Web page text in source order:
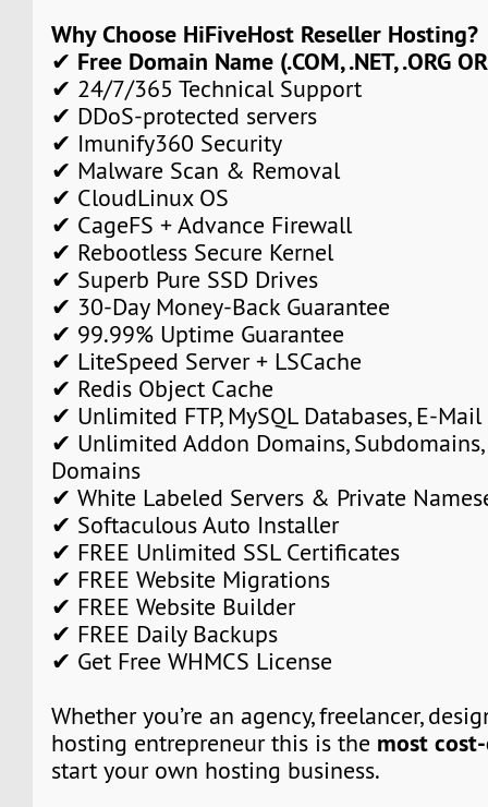
Why Choose HiFiveHost Reseller Hosting?
✔ Free Domain Name (.COM, .NET, .ORG
✔ 24/7/365 Technical Support
✔ DDoS-protected servers
✔ Imunify360 Security
✔ Malware Scan & Removal
✔ CloudLinux OS
✔ CageFS + Advance Firewall
✔ Rebootless Secure Kernel
✔ Superb Pure SSD Drives
✔ 30-Day Money-Back Guarantee
✔ 99.99% Uptime Guarantee
✔ LiteSpeed Server + LSCache
✔ Redis Object Cache
✔ Unlimited FTP, MySQL Databases, E-
✔ Unlimited Addon Domains, Subdomains,
Domains
✔ White Labeled Servers & Private
✔ Softaculous Auto Installer
✔ FREE Unlimited SSL Certificates
✔ FREE Website Migrations
✔ FREE Website Builder
✔ FREE Daily Backups
✔ Get Free WHMCS License
Whether you’re an agency, freelancer,
hosting entrepreneur this is the most
start your own hosting business.